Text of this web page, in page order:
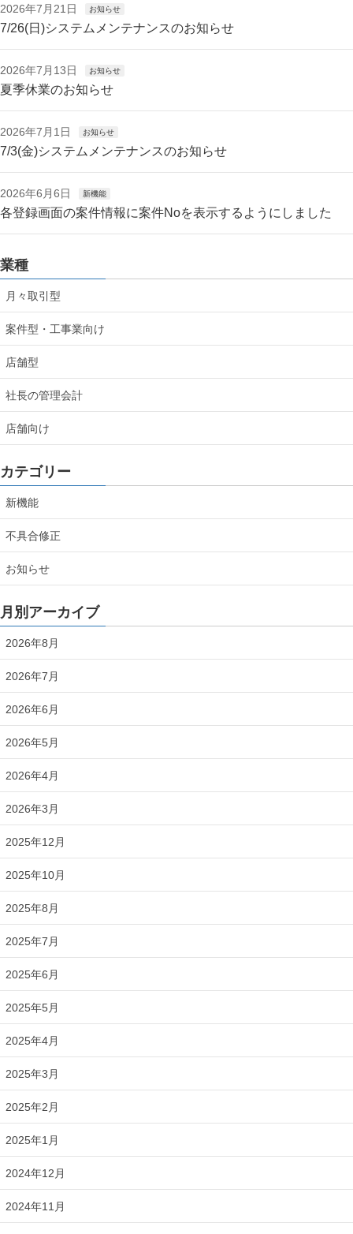
2026年7月21日 お知らせ
7/26(日)システムメンテナンスのお知らせ
2026年7月13日 お知らせ
夏季休業のお知らせ
2026年7月1日 お知らせ
7/3(金)システムメンテナンスのお知らせ
2026年6月6日 新機能
各登録画面の案件情報に案件Noを表示するようにしました
業種
月々取引型
案件型・工事業向け
店舗型
社長の管理会計
店舗向け
カテゴリー
新機能
不具合修正
お知らせ
月別アーカイブ
2026年8月
2026年7月
2026年6月
2026年5月
2026年4月
2026年3月
2025年12月
2025年10月
2025年8月
2025年7月
2025年6月
2025年5月
2025年4月
2025年3月
2025年2月
2025年1月
2024年12月
2024年11月